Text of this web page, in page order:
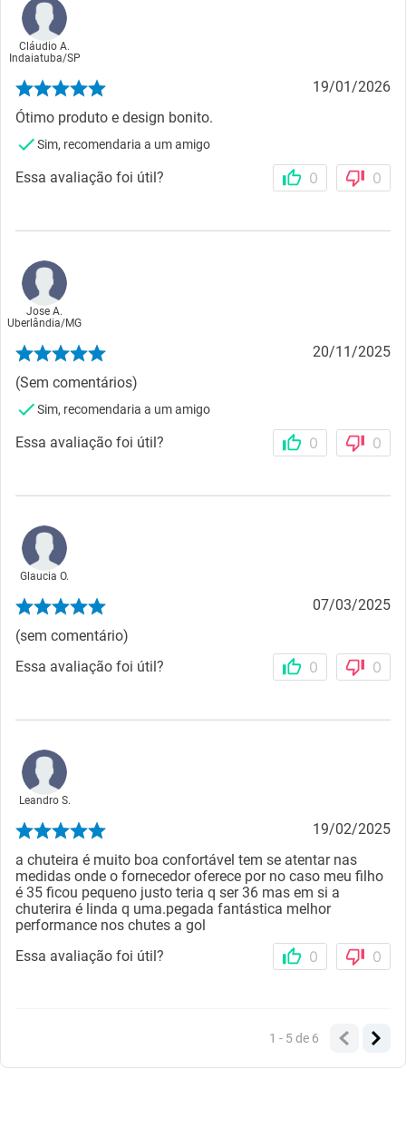
Cláudio A.
Indaiatuba/SP
19/01/2026
Ótimo produto e design bonito.
Sim, recomendaria a um amigo
Essa avaliação foi útil? 0 0
Jose A.
Uberlândia/MG
20/11/2025
(Sem comentários)
Sim, recomendaria a um amigo
Essa avaliação foi útil? 0 0
Glaucia O.
07/03/2025
(sem comentário)
Essa avaliação foi útil?
0 0
Leandro S.
19/02/2025
a chuteira é muito boa confortável tem se atentar nas
medidas onde o fornecedor oferece por no caso meu filho
é 35 ficou pequeno justo teria q ser 36 mas em si a
chuterira é linda q uma.pegada fantástica melhor
performance nos chutes a gol
Essa avaliação foi útil?
0 0
1 - 5de 6